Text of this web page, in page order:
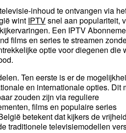
inhoud te ontvangen via
wint IPTVsnel aan populariteit,
Een IPTV
films en series te streamen
optie voor diegenen die
Ten eerste is er de
en internationale opties. Dit
zouden zijn via reguliere
films en populaire series
betekent dat kijkers de
traditionele televisiemodellen